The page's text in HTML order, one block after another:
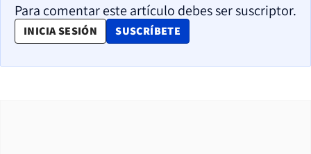
Para comentar este artículo debes ser suscriptor.
INICIA SESIÓN SUSCRÍBETE
OPENS IN NEW WINDOW